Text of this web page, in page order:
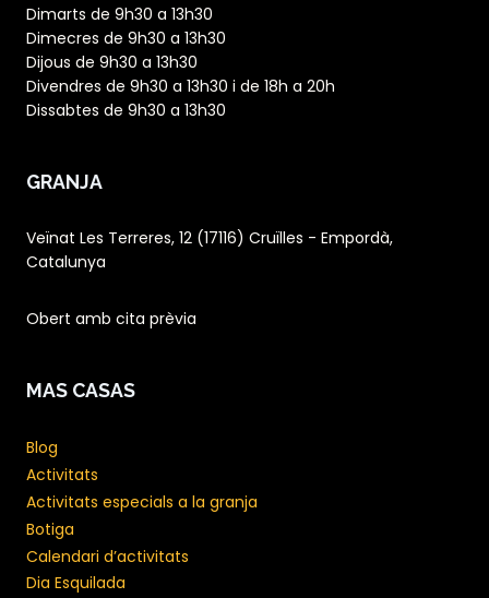
Dimarts de 9h30 a 13h30
Dimecres de 9h30 a 13h30
Dijous de 9h30 a 13h30
Divendres de 9h30 a 13h30 i de 18h a 20h
Dissabtes de 9h30 a 13h30
GRANJA
Veïnat Les Terreres, 12 (17116) Cruïlles - Empordà,
Catalunya
Obert amb cita prèvia
MAS CASAS
Blog
Activitats
Activitats especials a la granja
Botiga
Calendari d’activitats
Dia Esquilada